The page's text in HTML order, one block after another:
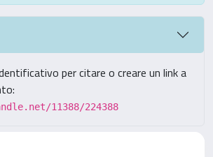
per citare o creare un link a
11388/224388